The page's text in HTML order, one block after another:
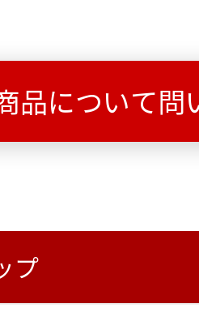
品について問
プ